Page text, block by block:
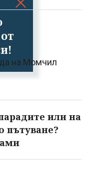
на Момчил
или на
пътуване?